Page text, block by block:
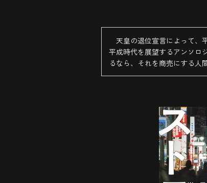
天皇の退位宣言によって、
平成時代を展望するアンソロ
るなら、それを商売にする人